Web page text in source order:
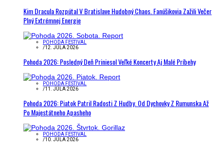
Kim Dracula Rozpútal V Bratislave Hudobný Chaos. Fanúšikovia Zažili Večer
Plný Extrémnej Energie
POHODA FESTIVAL
/12. JÚLA 2026
Pohoda 2026: Posledný Deň Priniesol Veľké Koncerty Aj Malé Príbehy
POHODA FESTIVAL
/11. JÚLA 2026
Pohoda 2026: Piatok Patril Radosti Z Hudby. Od Dychovky Z Rumunska Až
Po Majestátneho Apasheho
POHODA FESTIVAL
/10. JÚLA 2026